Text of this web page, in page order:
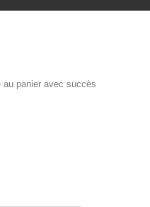
au panier avec succès